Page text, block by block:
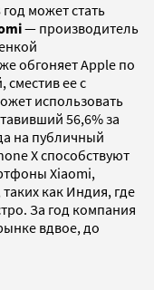
может стать
— производитель
обгоняет Apple по
ее с
использовать
56,6% за
на публичный
X способствуют
Xiaomi,
как Индия, где
За год компания
вдвое, до